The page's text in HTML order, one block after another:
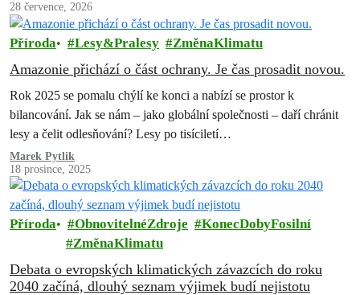
28 července, 2026
Příroda Lesy&Pralesy ZměnaKlimatu
Amazonie přichází o část ochrany. Je čas prosadit novou.
Rok 2025 se pomalu chýlí ke konci a nabízí se prostor k
bilancování. Jak se nám – jako globální společnosti – daří chránit
lesy a čelit odlesňování? Lesy po tisíciletí…
Marek Pytlik
18 prosince, 2025
Příroda ObnovitelnéZdroje
KonecDobyFosilní
ZměnaKlimatu
Debata o evropských klimatických závazcích do roku
2040 začíná, dlouhý seznam výjimek budí nejistotu